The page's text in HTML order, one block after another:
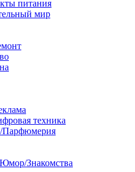
питания
мир
техника
Парфюмерия
Знакомства